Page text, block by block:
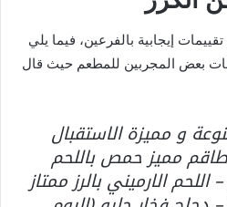
إيجابية بالفرعين، فيما يلي
بعض المجربين للمطعم حيث قال
و مميزة الاستقبال
طاقم مميز حمص باللحم
الارميني بالرز ممتاز